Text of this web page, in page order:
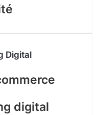
Digital
digital